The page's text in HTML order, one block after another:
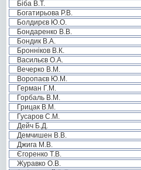
Біба В.Т.
Богатирьова Р.В.
Болдирєв Ю.О.
Бондаренко В.В.
Бондик В.А.
Бронніков В.К.
Васильєв О.А.
Вечерко В.М.
Воропаєв Ю.М.
Герман Г.М.
Горбаль В.М.
Грицак В.М.
Гусаров С.М.
Дейч Б.Д.
Демчишен В.В.
Джига М.В.
Єгоренко Т.В.
Журавко О.В.